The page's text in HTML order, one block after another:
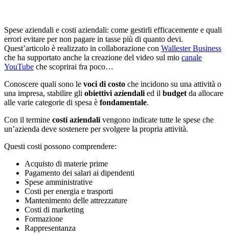
Spese aziendali e costi aziendali: come gestirli efficacemente e quali
errori evitare per non pagare in tasse più di quanto devi.
Quest’articolo è realizzato in collaborazione con Wallester Business
che ha supportato anche la creazione del video sul mio canale
YouTube che scoprirai fra poco…
Conoscere quali sono le voci di costo che incidono su una attività o
una impresa, stabilire gli obiettivi aziendali ed il budget da allocare
alle varie categorie di spesa è fondamentale.
Con il termine costi aziendali vengono indicate tutte le spese che
un’azienda deve sostenere per svolgere la propria attività.
Questi costi possono comprendere:
Acquisto di materie prime
Pagamento dei salari ai dipendenti
Spese amministrative
Costi per energia e trasporti
Mantenimento delle attrezzature
Costi di marketing
Formazione
Rappresentanza